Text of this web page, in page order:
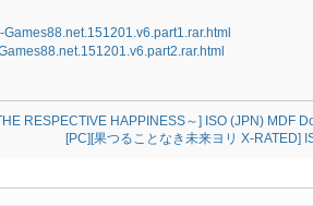
RESPECTIVE HAPPINESS～] ISO (JPN) MDF
[PC][果つることなき未来ヨリ X-RATED]